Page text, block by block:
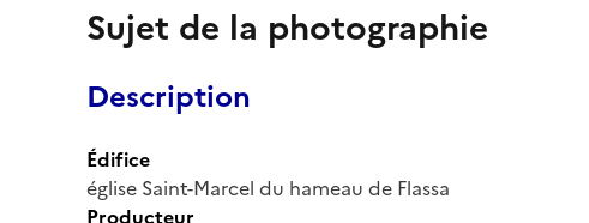
Sujet de la photographie
Description
Édifice
église Saint-Marcel du hameau de Flassa
Producteur